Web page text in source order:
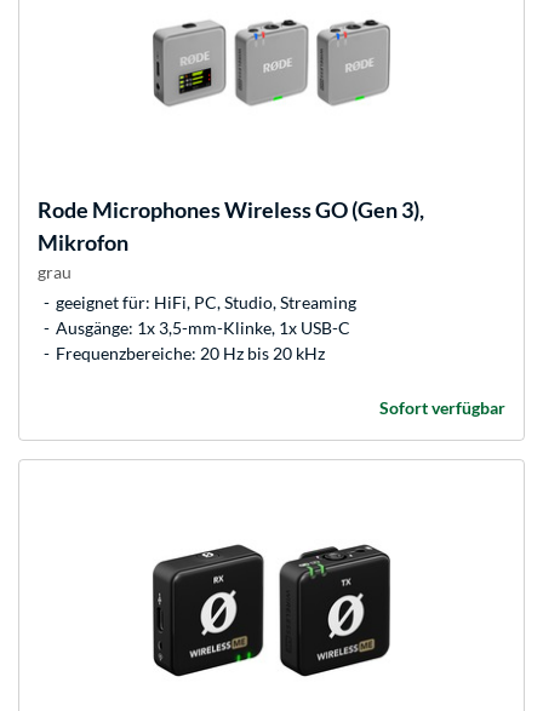
Rode MicrophonesWireless GO (Gen 3),
Mikrofon
grau
geeignet für: HiFi, PC, Studio, Streaming
Ausgänge: 1x 3,5-mm-Klinke, 1x USB-C
Frequenzbereiche: 20 Hz bis 20 kHz
Sofort verfügbar